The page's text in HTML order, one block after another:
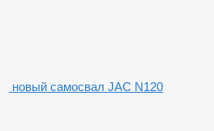
новый самосвал JAC N120